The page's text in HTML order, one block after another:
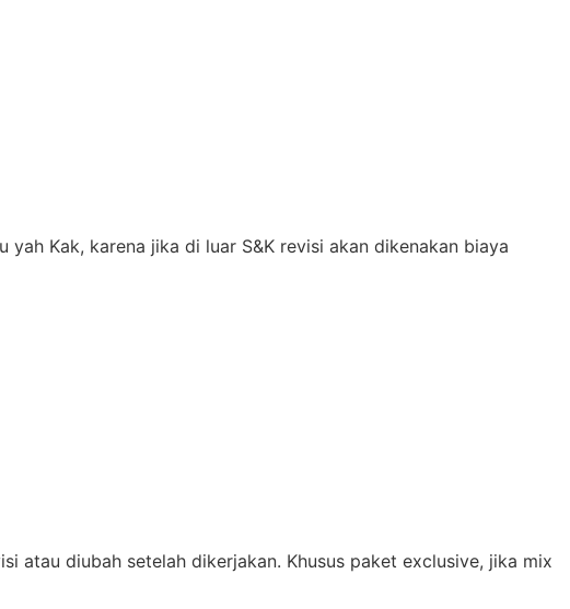
Kak, karena jika di luar S&K revisi akan dikenakan biaya
atau diubah setelah dikerjakan. Khusus paket exclusive, jika mix